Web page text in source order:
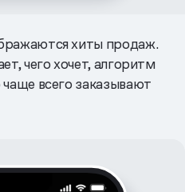
хиты продаж.
чего хочет, алгоритм
всего заказывают